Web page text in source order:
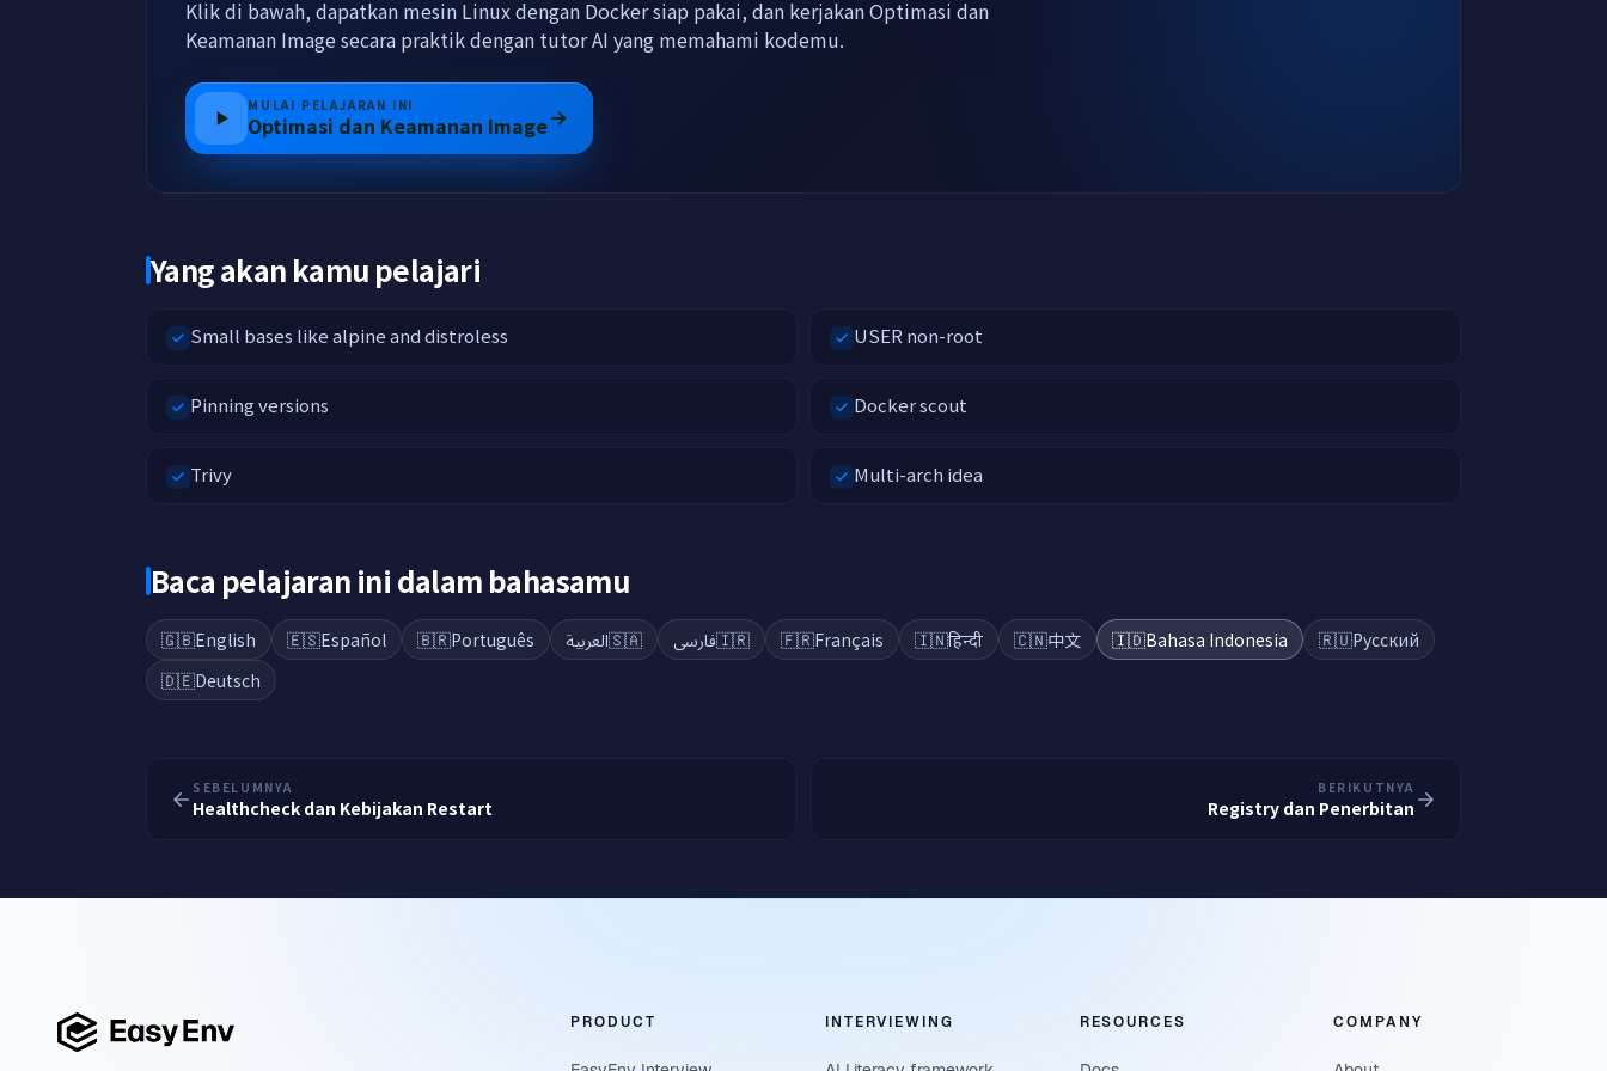
Klik di bawah, dapatkan mesin Linux dengan Docker siap pakai, dan kerjakan Optimasi dan
Keamanan Image secara praktik dengan tutor AI yang memahami kodemu.
MULAI PELAJARAN INI
Optimasi dan Keamanan Image
Yang akan kamu pelajari
Small bases like alpine and distroless USER non-root
Pinning versions Docker scout
Trivy Multi-arch idea
Baca pelajaran ini dalam bahasamu
🇬🇧English 🇪🇸Español 🇧🇷Português 🇸🇦العربية 🇮🇷فارسی 🇫🇷Français 🇮🇳हिन्दी 🇨🇳中文 🇮🇩Bahasa Indonesia 🇷🇺Русский
🇩🇪Deutsch
SEBELUMNYA
Healthcheck dan Kebijakan Restart
BERIKUTNYA
Registry dan Penerbitan
PRODUCT INTERVIEWING RESOURCES COMPANY